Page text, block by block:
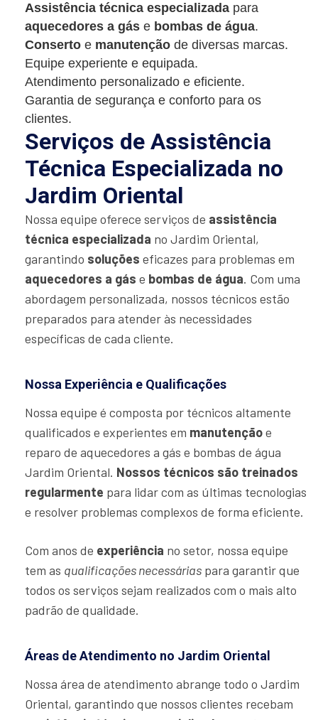
Assistência técnica especializada para
aquecedores a gás e bombas de água.
Conserto e manutenção de diversas marcas.
Equipe experiente e equipada.
Atendimento personalizado e eficiente.
Garantia de segurança e conforto para os
clientes.
Serviços de Assistência
Técnica Especializada no
Jardim Oriental
Nossa equipe oferece serviços de assistência
técnica especializada no Jardim Oriental,
garantindo soluções eficazes para problemas em
aquecedores a gás e bombas de água. Com uma
abordagem personalizada, nossos técnicos estão
preparados para atender às necessidades
específicas de cada cliente.
Nossa Experiência e Qualificações
Nossa equipe é composta por técnicos altamente
qualificados e experientes em manutençãoe
reparo de aquecedores a gás e bombas de água
Jardim Oriental. Nossos técnicos são treinados
regularmente para lidar com as últimas tecnologias
e resolver problemas complexos de forma eficiente.
Com anos de experiência no setor, nossa equipe
tem as qualificações necessárias para garantir que
todos os serviços sejam realizados com o mais alto
padrão de qualidade.
Áreas de Atendimento no Jardim Oriental
Nossa área de atendimento abrange todo o Jardim
Oriental, garantindo que nossos clientes recebam